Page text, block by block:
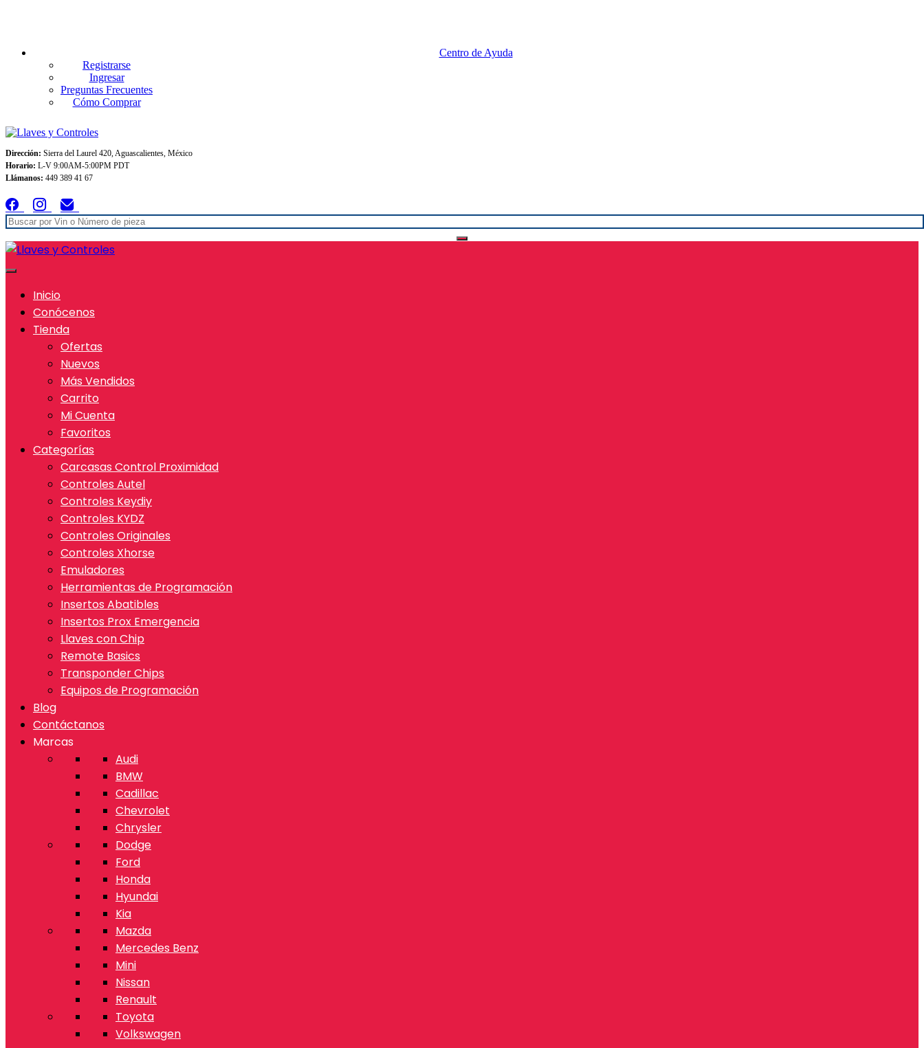
Centro de Ayuda
Registrarse
Ingresar
Preguntas Frecuentes
Cómo Comprar
Dirección: Sierra del Laurel 420, Aguascalientes, México
Horario: L-V 9:00AM-5:00PM PDT
Llámanos: 449 389 41 67
Inicio
Conócenos
Tienda
Ofertas
Nuevos
Más Vendidos
Carrito
Mi Cuenta
Favoritos
Categorías
Carcasas Control Proximidad
Controles Autel
Controles Keydiy
Controles KYDZ
Controles Originales
Controles Xhorse
Emuladores
Herramientas de Programación
Insertos Abatibles
Insertos Prox Emergencia
Llaves con Chip
Remote Basics
Transponder Chips
Equipos de Programación
Blog
Contáctanos
Marcas
Audi
BMW
Cadillac
Chevrolet
Chrysler
Dodge
Ford
Honda
Hyundai
Kia
Mazda
Mercedes Benz
Mini
Nissan
Renault
Toyota
Volkswagen